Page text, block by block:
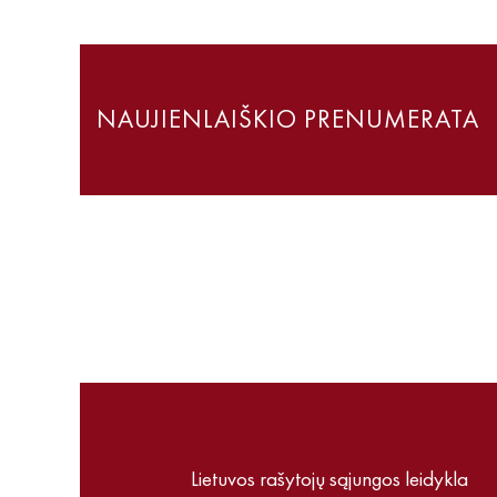
NAUJIENLAIŠKIO PRENUMERATA
Lietuvos rašytojų sąjungos leidykla